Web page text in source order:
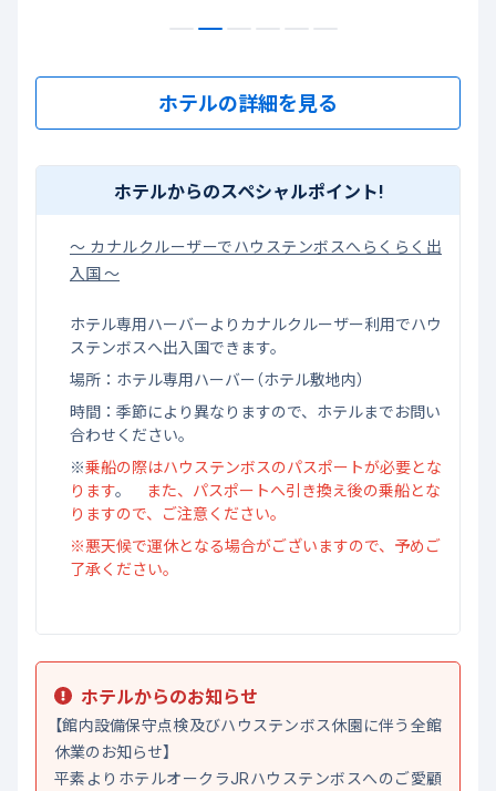
ホテルの詳細を見る
ホテルからのスペシャルポイント!
～ カナルクルーザーでハウステンボスへらくらく出
入国 ～
ホテル専用ハーバーよりカナルクルーザー利用でハウ
ステンボスへ出入国できます。
場所：ホテル専用ハーバー（ホテル敷地内）
時間：季節により異なりますので、ホテルまでお問い
合わせください。
※乗船の際はハウステンボスのパスポートが必要とな
ります。 また、パスポートへ引き換え後の乗船とな
りますので、ご注意ください。
※悪天候で運休となる場合がございますので、予めご
了承ください。
ホテルからのお知らせ
【館内設備保守点検及びハウステンボス休園に伴う全館
休業のお知らせ】
平素よりホテルオークラJRハウステンボスへのご愛顧